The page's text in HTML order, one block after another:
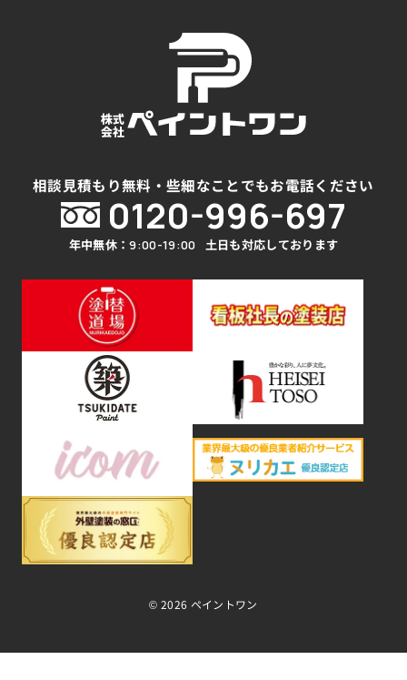
相談見積もり無料・些細なことでもお電話ください
0120-996-697
年中無休：9:00-19:00 土日も対応しております
© 2026 ペイントワン